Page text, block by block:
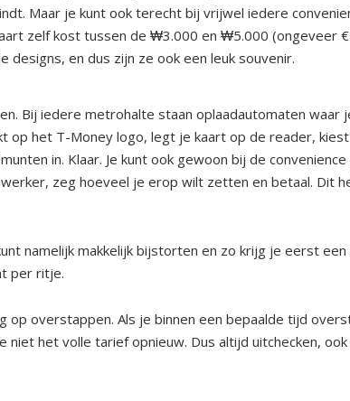
Maar je kunt ook terecht bij vrijwel iedere
zelf kost tussen de ₩3.000 en ₩5.000 (ongeveer
designs, en dus zijn ze ook een leuk souvenir.
Bij iedere metrohalte staan oplaadautomaten waar
op het T-Money logo, legt je kaart op de reader,
in. Klaar. Je kunt ook gewoon bij de
zeg hoeveel je erop wilt zetten en betaal. Dit
namelijk makkelijk bijstorten en zo krijg je eerst
per ritje.
op overstappen. Als je binnen een bepaalde tijd
het volle tarief opnieuw. Dus altijd uitchecken, ook